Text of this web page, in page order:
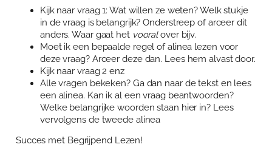
Kijk naar vraag 1: Wat willen ze weten? Welk stukje
in de vraag is belangrijk? Onderstreep of arceer dit
anders. Waar gaat het vooralover bijv.
Moet ik een bepaalde regel of alinea lezen voor
deze vraag? Arceer deze dan. Lees hem alvast door.
Kijk naar vraag 2 enz
Alle vragen bekeken? Ga dan naar de tekst en lees
een alinea. Kan ik al een vraag beantwoorden?
Welke belangrijke woorden staan hier in? Lees
vervolgens de tweede alinea
Succes met Begrijpend Lezen!